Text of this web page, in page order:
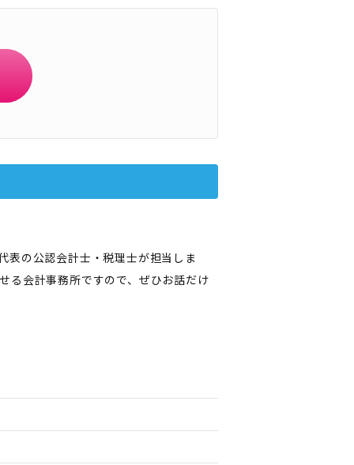
表の公認会計士・税理士が担当しま
る会計事務所ですので、ぜひお話だけ